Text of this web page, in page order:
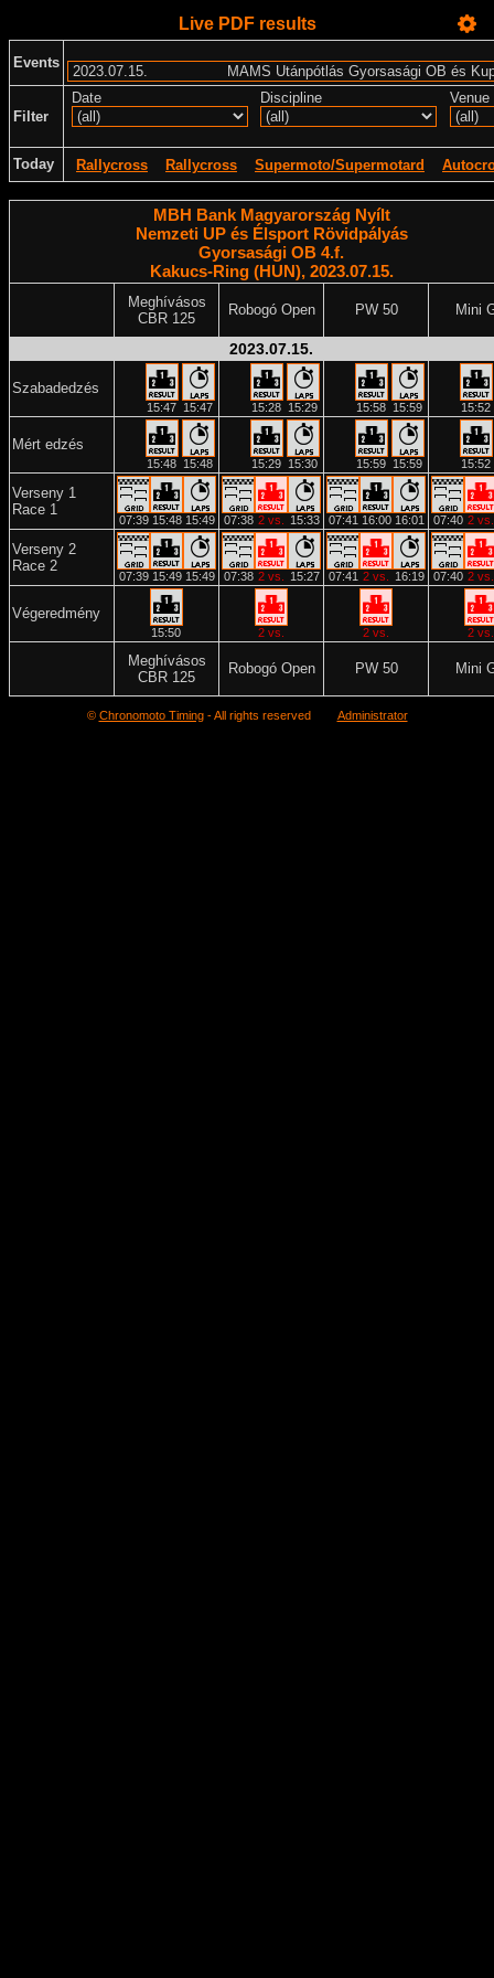
Live PDF results
Events
Filter
Date Discipline Venue
Today Rallycross Rallycross Supermoto/Supermotard
MBH Bank Magyarország Nyílt
Nemzeti UP és Élsport Rövidpályás
Gyorsasági OB 4.f.
Kakucs-Ring (HUN), 2023.07.15.
Meghívásos
CBR 125
Robogó Open PW 50 Mini
2023.07.15.
Szabadedzés
15:47 15:47 15:28 15:29 15:58 15:59 15:52
Mért edzés
15:48 15:48 15:29 15:30 15:59 15:59 15:52
Verseny 1
Race 1
07:39 15:48 15:49 07:38 2 vs. 15:33 07:41 16:00 16:01 07:40 2 vs.
Verseny 2
Race 2
07:39 15:49 15:49 07:38 2 vs. 15:27 07:41 2 vs. 16:19 07:40 2 vs.
Végeredmény
15:50 2 vs. 2 vs. 2 vs.
Meghívásos
CBR 125
Robogó Open PW 50 Mini
© Chronomoto Timing- All rights reserved Administrator